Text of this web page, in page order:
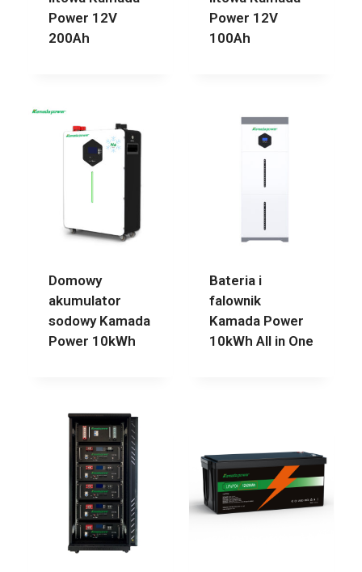
Power 12V
200Ah
Power 12V
100Ah
Domowy
akumulator
sodowy Kamada
Power 10kWh
Bateria i
falownik
Kamada Power
10kWh All in One